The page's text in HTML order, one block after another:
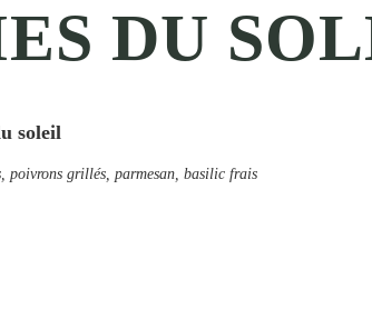
DU
soleil
poivrons grillés, parmesan, basilic frais